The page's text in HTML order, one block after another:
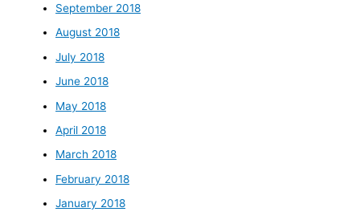
September 2018
August 2018
July 2018
June 2018
May 2018
April 2018
March 2018
February 2018
January 2018